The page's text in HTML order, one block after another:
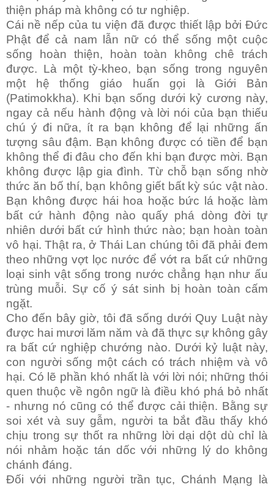
thiện pháp mà không có tư nghiệp.
Cái nề nếp của tu viện đã được thiết lập bởi Đức
Phật để cả nam lẫn nữ có thể sống một cuộc
sống hoàn thiện, hoàn toàn không chê trách
được. Là một tỳ-kheo, bạn sống trong nguyên
một hệ thống giáo huấn gọi là Giới Bản
(Patimokkha). Khi bạn sống dưới kỷ cương này,
ngay cả nếu hành động và lời nói của bạn thiếu
chú ý đi nữa, ít ra bạn không để lại những ấn
tượng sâu đậm. Bạn không được có tiền để bạn
không thể đi đâu cho đến khi bạn được mời. Bạn
không được lập gia đình. Từ chỗ bạn sống nhờ
thức ăn bố thí, bạn không giết bất kỳ súc vật nào.
Bạn không được hái hoa hoặc bức lá hoặc làm
bất cứ hành động nào quấy phá dòng đời tự
nhiên dưới bất cứ hình thức nào; bạn hoàn toàn
vô hại. Thật ra, ở Thái Lan chúng tôi đã phải đem
theo những vợt lọc nước để vớt ra bất cứ những
loại sinh vật sống trong nước chẳng hạn như ấu
trùng muỗi. Sự cố ý sát sinh bị hoàn toàn cấm
ngặt.
Cho đến bây giờ, tôi đã sống dưới Quy Luật này
được hai mươi lăm năm và đã thực sự không gây
ra bất cứ nghiệp chướng nào. Dưới kỷ luật này,
con người sống một cách có trách nhiệm và vô
hại. Có lẽ phần khó nhất là với lời nói; những thói
quen thuộc về ngôn ngữ là điều khó phá bỏ nhất
- nhưng nó cũng có thể được cải thiện. Bằng sự
soi xét và suy gẫm, người ta bắt đầu thấy khó
chịu trong sự thốt ra những lời dại dột dù chỉ là
nói nhảm hoặc tán dốc với những lý do không
chánh đáng.
Đối với những người trần tục, Chánh Mạng là